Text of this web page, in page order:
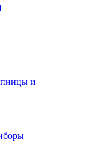
и